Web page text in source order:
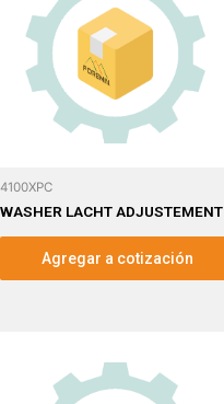
4100XPC
WASHER LACHT ADJUSTEMENT
Agregar a cotización